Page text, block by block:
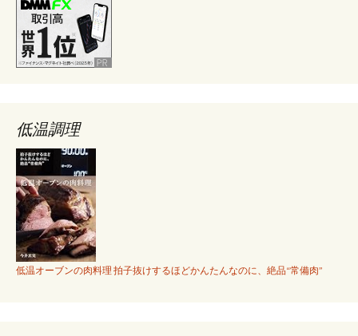
低温調理
低温オーブンの肉料理 拍子抜けするほどかんたんなのに、絶品“常備肉”